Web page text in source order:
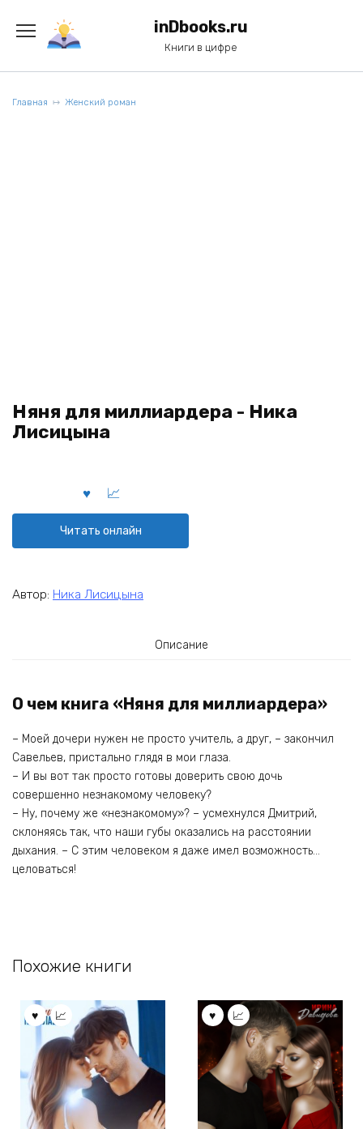
содержанию
inDbooks.ru
Книги в цифре
Главная Женский роман
Няня для миллиардера - Ника
Лисицына
Читать онлайн
Автор: Ника Лисицына
Описание
О чем книга «Няня для миллиардера»
– Моей дочери нужен не просто учитель, а друг, – закончил
Савельев, пристально глядя в мои глаза.
– И вы вот так просто готовы доверить свою дочь
совершенно незнакомому человеку?
– Ну, почему же «незнакомому»? – усмехнулся Дмитрий,
склоняясь так, что наши губы оказались на расстоянии
дыхания. – С этим человеком я даже имел возможность…
целоваться!
Похожие книги